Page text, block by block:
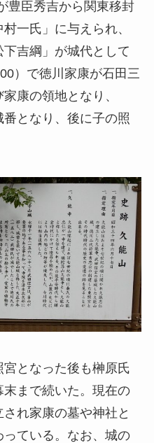
豊臣秀吉から関東移封
一氏」に与えられ、
吉綱」が城代として
）で徳川家康が石田三
康の領地となり、
番となり、後に子の照
となった後も榊原氏
まで続いた。現在の
れ家康の墓や神社と
っている。なお、城の